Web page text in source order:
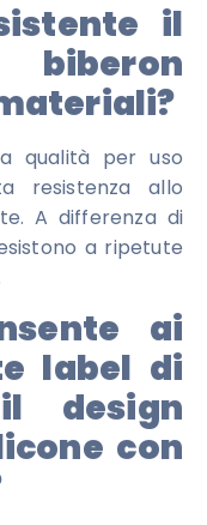
il
qualità per uso
resistenza allo
A differenza di
a ripetute
ai
label di
design
con